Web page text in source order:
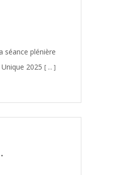
séance plénière
2025 [ … ]
à